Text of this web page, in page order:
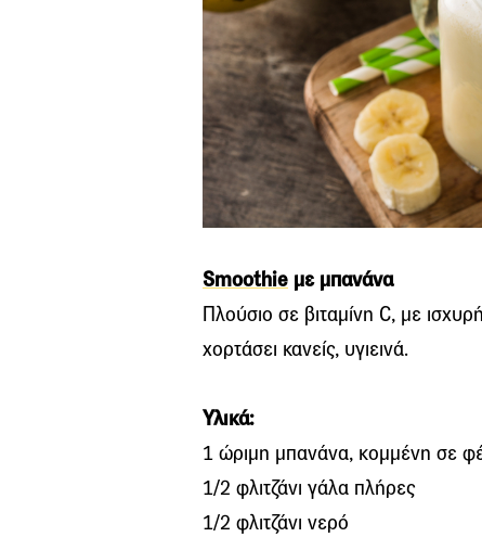
Smoothie με μπανάνα
Πλούσιο σε βιταμίνη C, με
χορτάσει κανείς, υγιεινά.
Υλικά:
1 ώριμη μπανάνα, κομμένη σε
1/2 φλιτζάνι γάλα πλήρες
1/2 φλιτζάνι νερό